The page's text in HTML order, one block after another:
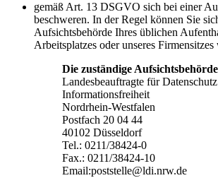
gemäß Art. 13 DSGVO sich bei einer
beschweren. In der Regel können Sie
Aufsichtsbehörde Ihres üblichen
Arbeitsplatzes oder unseres Firmensitzes
Die zuständige
Landesbeauftragte für
Informationsfreiheit
Nordrhein-Westfalen
Postfach 20 04 44
40102 Düsseldorf
Tel.: 0211/38424-0
Fax.: 0211/38424-10
Email:poststelle@ldi.nrw.de